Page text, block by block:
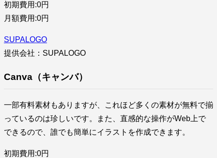
初期費用:0円
月額費用:0円
SUPALOGO
提供会社：SUPALOGO
Canva（キャンバ）
一部有料素材もありますが、これほど多くの素材が無料で揃
っているのは珍しいです。また、直感的な操作がWeb上で
できるので、誰でも簡単にイラストを作成できます。
初期費用:0円